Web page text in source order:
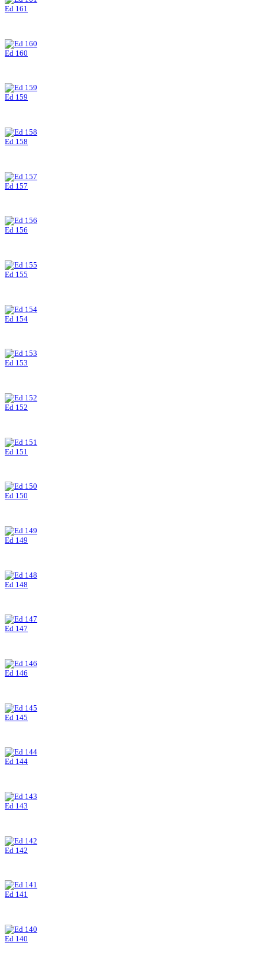
Ed 161
Ed 160
Ed 159
Ed 158
Ed 157
Ed 156
Ed 155
Ed 154
Ed 153
Ed 152
Ed 151
Ed 150
Ed 149
Ed 148
Ed 147
Ed 146
Ed 145
Ed 144
Ed 143
Ed 142
Ed 141
Ed 140